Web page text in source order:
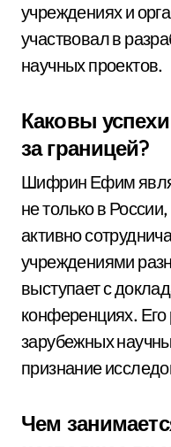
учреждениях и
участвовал в
научных проектов.
Каковы
за границей?
Шифрин Ефим
не только в
активно
учреждениями
выступает с
конференциях.
зарубежных
признание
Чем